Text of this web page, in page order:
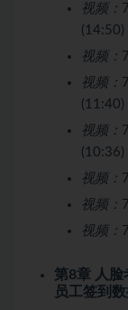
视频：
(14:50)
视频：
视频：
(11:40)
视频：
(10:36)
视频：
视频：
视频：
第8章 人
员工签到数